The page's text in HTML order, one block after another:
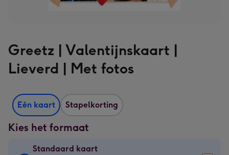
Greetz | Valentijnskaart |
Lieverd | Met fotos
Eén kaart Stapelkorting
Kies het formaat
Standaard kaart